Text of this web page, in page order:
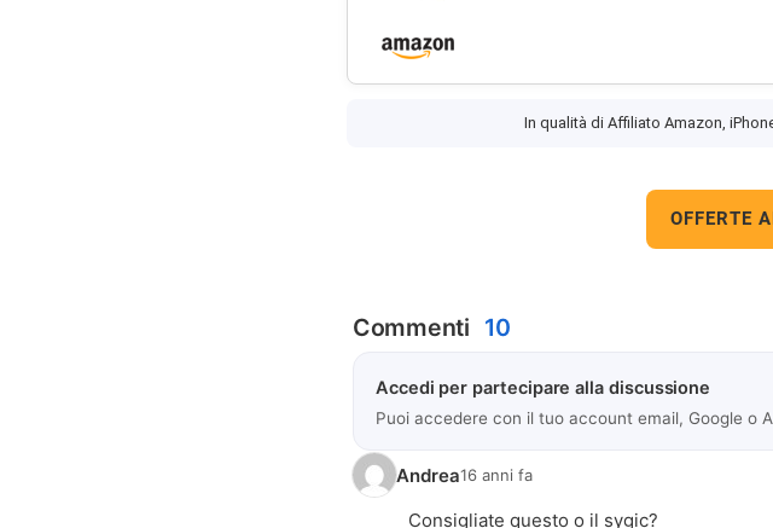
In qualità di Affiliato Amazon,
OFFERTE
Commenti 10
Accedi per partecipare alla discussione
Puoi accedere con il tuo account email, Google o
Andrea16 anni fa
Consigliate questo o il sygic?